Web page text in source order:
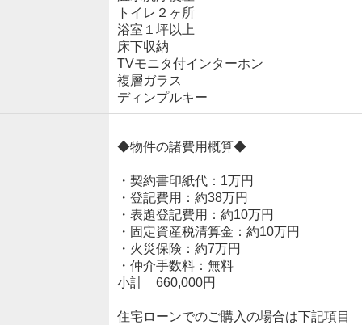
トイレ２ヶ所
浴室１坪以上
床下収納
TVモニタ付インターホン
複層ガラス
ディンプルキー
◆物件の諸費用概算◆
・契約書印紙代：1万円
・登記費用：約38万円
・表題登記費用：約10万円
・固定資産税清算金：約10万円
・火災保険：約7万円
・仲介手数料：無料
小計 660,000円
住宅ローンでのご購入の場合は下記項目